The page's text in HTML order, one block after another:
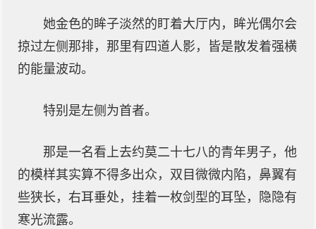
她金色的眸子淡然的盯着大厅内，眸光偶尔会
掠过左侧那排，那里有四道人影，皆是散发着强横
的能量波动。
特别是左侧为首者。
那是一名看上去约莫二十七八的青年男子，他
的模样其实算不得多出众，双目微微内陷，鼻翼有
些狭长，右耳垂处，挂着一枚剑型的耳坠，隐隐有
寒光流露。